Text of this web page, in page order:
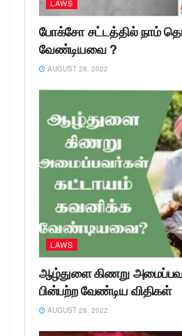
LAWS
போக்சோ சட்டத்தில் நாம்
வேண்டியவை ?
AUGUST 28, 2022
LAWS
ஆழ்துளை கிணறு
பின்பற்ற வேண்டிய விதிகள்
AUGUST 28, 2022